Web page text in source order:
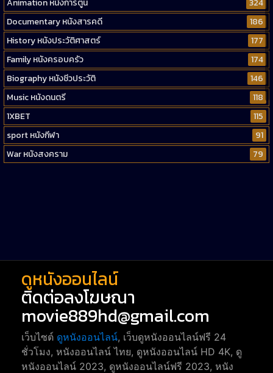
Animation หนังการ์ตูน
324
Documentary หนังสารคดี
186
History หนังประวัติศาสตร์
177
Family หนังครอบครัว
174
Biography หนังชีวประวัติ
146
Music หนังดนตรี
118
1XBET
115
sport หนังกีฬา
91
War หนังสงคราม
79
ดูหนังออนไลน์
ติดต่อลงโฆษณา
movie889hd@gmail.com
เว็บไซต์ ดูหนังออนไลน์, เว็บดูหนังออนไลน์ฟรี 24
ชั่วโมง, หนังออนไลน์ ไทย, ดูหนังออนไลน์ HD 4K, ดู
หนังออนไลน์ 2023, ดูหนังออนไลน์ฟรี 2023, หนัง